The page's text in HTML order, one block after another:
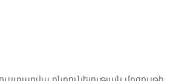
ընդունելության մրցույթի